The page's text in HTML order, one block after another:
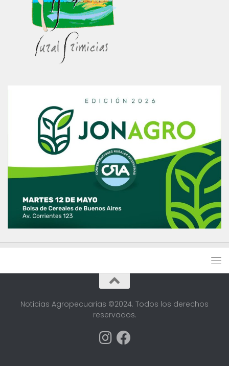
Noticias Agropecuarias ©2024. Todos los derechos
reservados.